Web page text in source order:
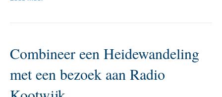
Combineer een Heidewandeling
met een bezoek aan Radio